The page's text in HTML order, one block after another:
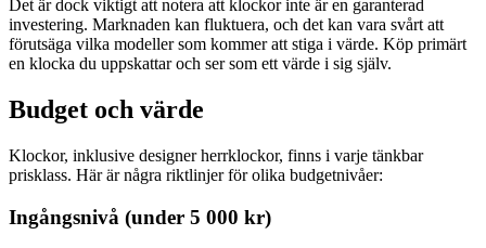
Det är dock viktigt att notera att klockor inte är en garanterad
investering. Marknaden kan fluktuera, och det kan vara svårt att
förutsäga vilka modeller som kommer att stiga i värde. Köp primärt
en klocka du uppskattar och ser som ett värde i sig själv.
Budget och värde
Klockor, inklusive designer herrklockor, finns i varje tänkbar
prisklass. Här är några riktlinjer för olika budgetnivåer:
Ingångsnivå (under 5 000 kr)